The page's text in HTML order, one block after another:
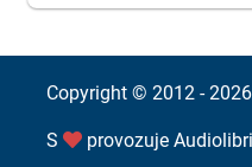
Copyright © 2012 - 2026
S provozuje